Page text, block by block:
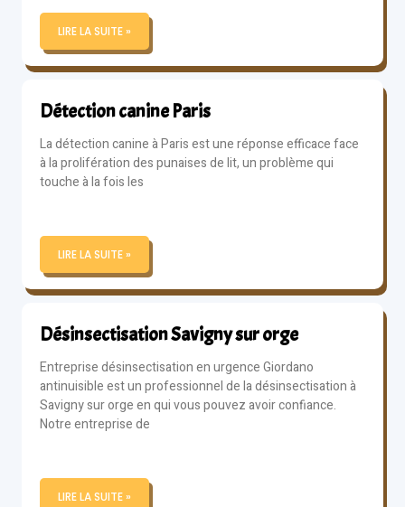
LIRE LA SUITE »
Détection canine Paris
La détection canine à Paris est une réponse efficace face
à la prolifération des punaises de lit, un problème qui
touche à la fois les
LIRE LA SUITE »
Désinsectisation Savigny sur orge
Entreprise désinsectisation en urgence Giordano
antinuisible est un professionnel de la désinsectisation à
Savigny sur orge en qui vous pouvez avoir confiance.
Notre entreprise de
LIRE LA SUITE »